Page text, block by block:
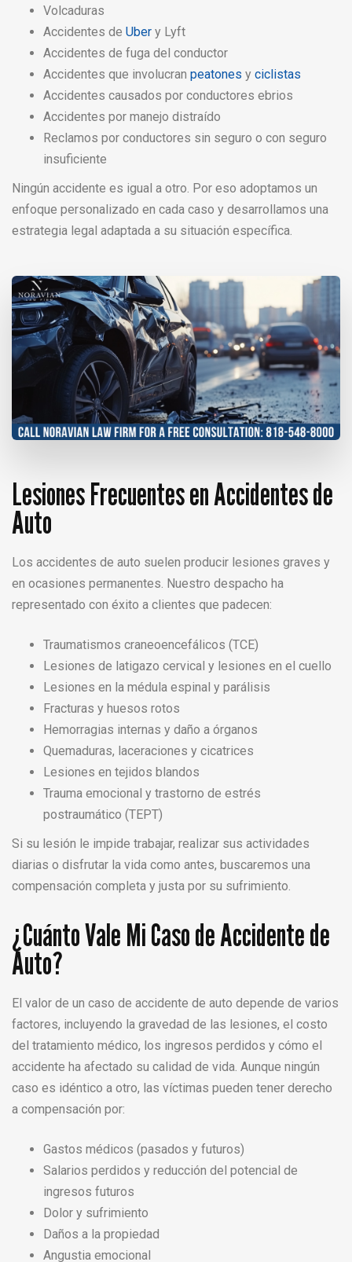
Volcaduras
Accidentes de Uber y Lyft
Accidentes de fuga del conductor
Accidentes que involucran peatones y ciclistas
Accidentes causados por conductores ebrios
Accidentes por manejo distraído
Reclamos por conductores sin seguro o con seguro
insuficiente
Ningún accidente es igual a otro. Por eso adoptamos un
enfoque personalizado en cada caso y desarrollamos una
estrategia legal adaptada a su situación específica.
Lesiones Frecuentes en Accidentes de
Auto
Los accidentes de auto suelen producir lesiones graves y
en ocasiones permanentes. Nuestro despacho ha
representado con éxito a clientes que padecen:
Traumatismos craneoencefálicos (TCE)
Lesiones de latigazo cervical y lesiones en el cuello
Lesiones en la médula espinal y parálisis
Fracturas y huesos rotos
Hemorragias internas y daño a órganos
Quemaduras, laceraciones y cicatrices
Lesiones en tejidos blandos
Trauma emocional y trastorno de estrés
postraumático (TEPT)
Si su lesión le impide trabajar, realizar sus actividades
diarias o disfrutar la vida como antes, buscaremos una
compensación completa y justa por su sufrimiento.
¿Cuánto Vale Mi Caso de Accidente de
Auto?
El valor de un caso de accidente de auto depende de varios
factores, incluyendo la gravedad de las lesiones, el costo
del tratamiento médico, los ingresos perdidos y cómo el
accidente ha afectado su calidad de vida. Aunque ningún
caso es idéntico a otro, las víctimas pueden tener derecho
a compensación por:
Gastos médicos (pasados y futuros)
Salarios perdidos y reducción del potencial de
ingresos futuros
Dolor y sufrimiento
Daños a la propiedad
Angustia emocional